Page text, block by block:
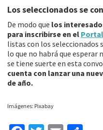
Los seleccionados se
De modo que los
para inscribirse en el
listas con los seleccionados
lo que no habrá que esperar
se tiene suerte en esta
cuenta con lanzar una
de año.
Imágenes: Pixabay